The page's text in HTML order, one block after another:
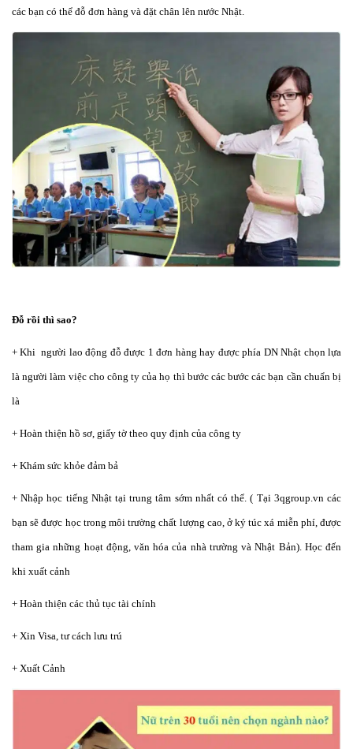
các bạn có thể đỗ đơn hàng và đặt chân lên nước Nhật.
Đỗ rồi thì sao?
+ Khi người lao động đỗ được 1 đơn hàng hay được phía DN Nhật chọn lựa
là người làm việc cho công ty của họ thì bước các bước các bạn cần chuẩn bị
là
+ Hoàn thiện hồ sơ, giấy tờ theo quy định của công ty
+ Khám sức khỏe đảm bả
+ Nhập học tiếng Nhật tại trung tâm sớm nhất có thể. ( Tại 3qgroup.vn các
bạn sẽ được học trong môi trường chất lượng cao, ở ký túc xá miễn phí, được
tham gia những hoạt động, văn hóa của nhà trường và Nhật Bản). Học đến
khi xuất cảnh
+ Hoàn thiện các thủ tục tài chính
+ Xin Visa, tư cách lưu trú
+ Xuất Cảnh